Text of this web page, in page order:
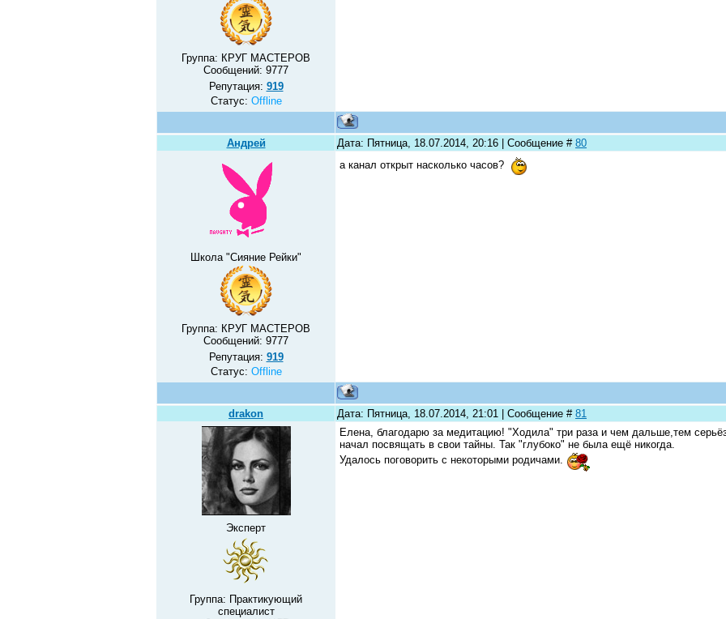
Группа: КРУГ МАСТЕРОВ
Сообщений: 9777
Репутация: 919
Статус: Offline
Андрей Дата: Пятница, 18.07.2014, 20:16 | Сообщение # 80
Школа "Сияние Рейки"
Группа: КРУГ МАСТЕРОВ
Сообщений: 9777
Репутация: 919
Статус: Offline
а канал открыт насколько часов?
drakon Дата: Пятница, 18.07.2014, 21:01 | Сообщение # 81
Эксперт
Группа: Практикующий
специалист
Елена, благодарю за медитацию! "Ходила" три раза и чем дальше,тем
начал посвящать в свои тайны. Так "глубоко" не была ещё никогда.
Удалось поговорить с некоторыми родичами.